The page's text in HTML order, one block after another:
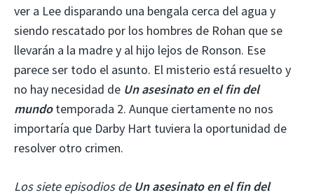
ver a Lee disparando una bengala cerca del agua y
siendo rescatado por los hombres de Rohan que se
llevarán a la madre y al hijo lejos de Ronson. Ese
parece ser todo el asunto. El misterio está resuelto y
no hay necesidad de Un asesinato en el fin del
mundotemporada 2. Aunque ciertamente no nos
importaría que Darby Hart tuviera la oportunidad de
resolver otro crimen.
Los siete episodios de Un asesinato en el fin del